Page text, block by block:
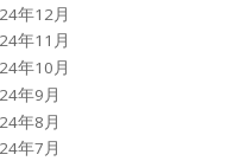
年12月
年11月
年10月
年9月
年8月
年7月